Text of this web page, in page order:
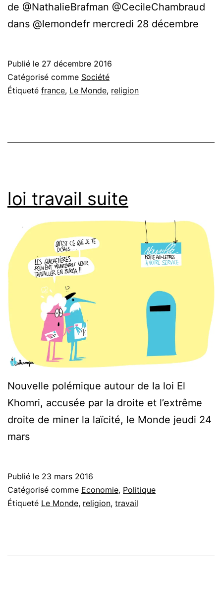
de @NathalieBrafman @CecileChambraud
dans @lemondefr mercredi 28 décembre
Publié le 27 décembre 2016
Catégorisé comme Société
Étiqueté france, Le Monde, religion
loi travail suite
Nouvelle polémique autour de la loi El
Khomri, accusée par la droite et l’extrême
droite de miner la laïcité, le Monde jeudi 24
mars
Publié le 23 mars 2016
Catégorisé comme Economie, Politique
Étiqueté Le Monde, religion, travail